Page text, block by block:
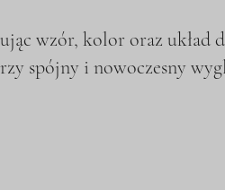
wzór, kolor oraz układ
spójny i nowoczesny